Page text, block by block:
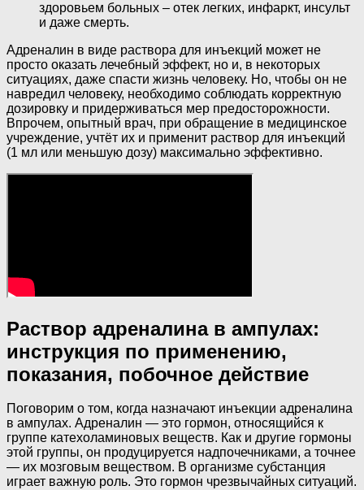
здоровьем больных – отек легких, инфаркт, инсульт
и даже смерть.
Адреналин в виде раствора для инъекций может не
просто оказать лечебный эффект, но и, в некоторых
ситуациях, даже спасти жизнь человеку. Но, чтобы он не
навредил человеку, необходимо соблюдать корректную
дозировку и придерживаться мер предосторожности.
Впрочем, опытный врач, при обращение в медицинское
учреждение, учтёт их и применит раствор для инъекций
(1 мл или меньшую дозу) максимально эффективно.
Раствор адреналина в ампулах:
инструкция по применению,
показания, побочное действие
Поговорим о том, когда назначают инъекции адреналина
в ампулах. Адреналин — это гормон, относящийся к
группе катехоламиновых веществ. Как и другие гормоны
этой группы, он продуцируется надпочечниками, а точнее
— их мозговым веществом. В организме субстанция
играет важную роль. Это гормон чрезвычайных ситуаций.